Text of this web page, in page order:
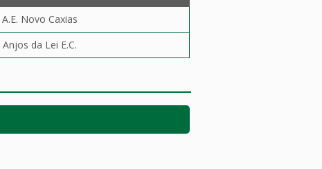
A.E. Novo Caxias
Anjos da Lei E.C.